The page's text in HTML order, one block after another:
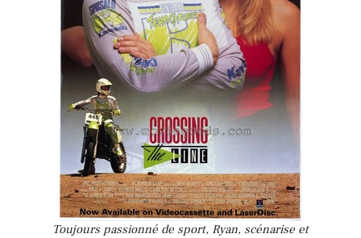
Toujours passionné de sport, Ryan, scénarise et